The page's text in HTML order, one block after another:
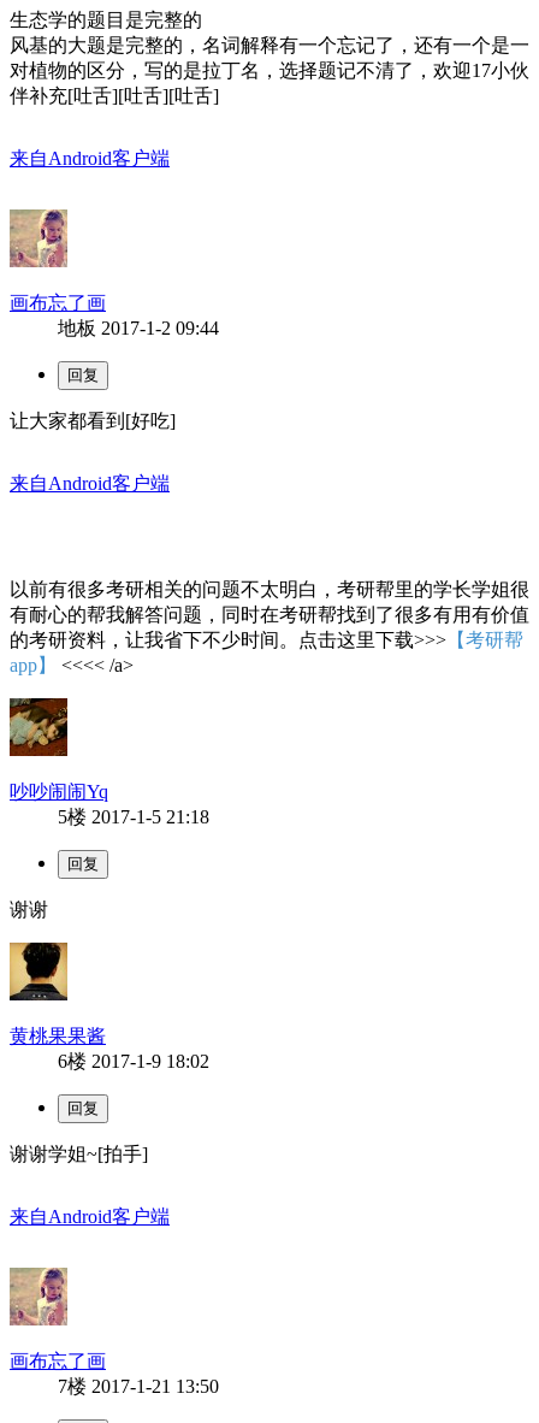
生态学的题目是完整的
风基的大题是完整的，名词解释有一个忘记了，还有一个是一
对植物的区分，写的是拉丁名，选择题记不清了，欢迎17小伙
伴补充[吐舌][吐舌][吐舌]
来自Android客户端
画布忘了画
地板 2017-1-2 09:44
让大家都看到[好吃]
来自Android客户端
以前有很多考研相关的问题不太明白，考研帮里的学长学姐很
有耐心的帮我解答问题，同时在考研帮找到了很多有用有价值
的考研资料，让我省下不少时间。点击这里下载>>> 【考研帮
app】
<<<< /a>
吵吵闹闹Yq
5楼 2017-1-5 21:18
谢谢
黄桃果果酱
6楼 2017-1-9 18:02
谢谢学姐~[拍手]
来自Android客户端
画布忘了画
7楼 2017-1-21 13:50